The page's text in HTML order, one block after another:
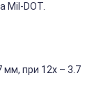
Mil-DOT.
мм, при 12х – 3.7